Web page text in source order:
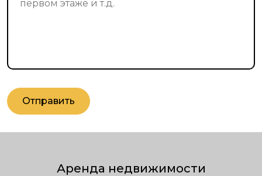
Отправить
Аренда недвижимости